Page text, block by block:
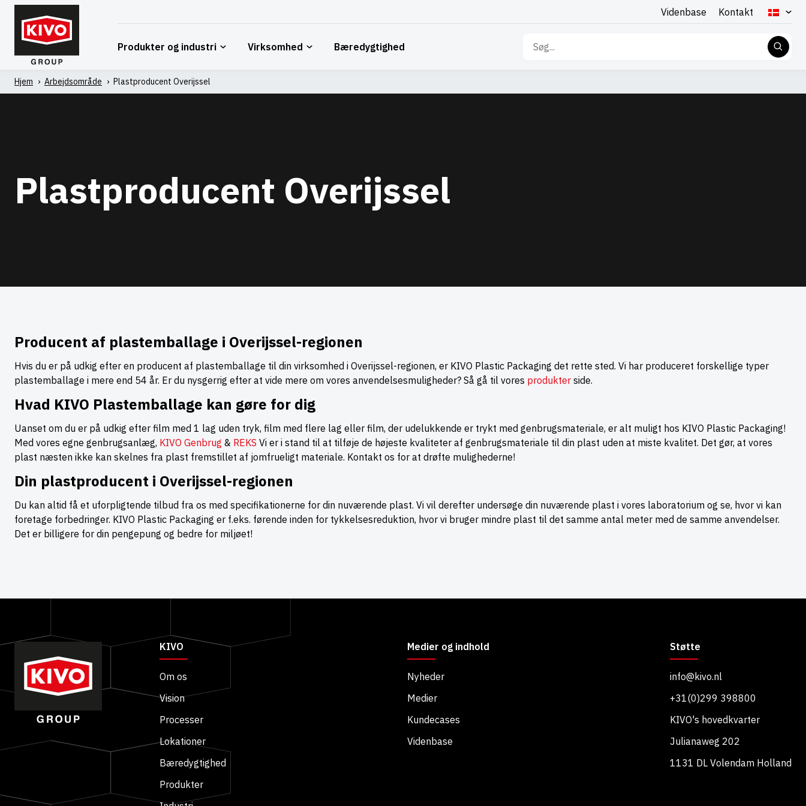
Spring
indhold
Videnbase Kontakt
Produkter og industri Virksomhed Bæredygtighed
Søg
efter:
Hjem ' Arbejdsområde ' Plastproducent Overijssel
Plastproducent Overijssel
Producent af plastemballage i Overijssel-regionen
Hvis du er på udkig efter en producent af plastemballage til din virksomhed i Overijssel-regionen, er KIVO Plastic Packaging det rette sted. Vi har produceret forskellige typer
plastemballage i mere end 54 år. Er du nysgerrig efter at vide mere om vores anvendelsesmuligheder? Så gå til vores produkter side.
Hvad KIVO Plastemballage kan gøre for dig
Uanset om du er på udkig efter film med 1 lag uden tryk, film med flere lag eller film, der udelukkende er trykt med genbrugsmateriale, er alt muligt hos KIVO Plastic Packaging!
Med vores egne genbrugsanlæg, KIVO Genbrug & REKS Vi er i stand til at tilføje de højeste kvaliteter af genbrugsmateriale til din plast uden at miste kvalitet. Det gør, at vores
plast næsten ikke kan skelnes fra plast fremstillet af jomfrueligt materiale. Kontakt os for at drøfte mulighederne!
Din plastproducent i Overijssel-regionen
Du kan altid få et uforpligtende tilbud fra os med specifikationerne for din nuværende plast. Vi vil derefter undersøge din nuværende plast i vores laboratorium og se, hvor vi kan
foretage forbedringer. KIVO Plastic Packaging er f.eks. førende inden for tykkelsesreduktion, hvor vi bruger mindre plast til det samme antal meter med de samme anvendelser.
Det er billigere for din pengepung og bedre for miljøet!
KIVO
Om os
Vision
Processer
Lokationer
Bæredygtighed
Produkter
Medier og indhold
Nyheder
Medier
Kundecases
Videnbase
Støtte
info@kivo.nl
+31(0)299 398800
KIVO's hovedkvarter
Julianaweg 202
1131 DL Volendam Holland